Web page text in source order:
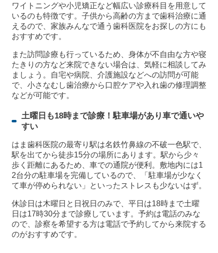
ワイトニングや小児矯正など幅広い診療科目を用意して
いるのも特徴です。子供から高齢の方まで歯科治療に通
えるので、家族みんなで通う歯科医院をお探しの方にも
おすすめです。
また訪問診療も行っているため、身体が不自由な方や寝
たきりの方など来院できない場合は、気軽に相談してみ
ましょう。自宅や病院、介護施設などへの訪問が可能
で、小さなむし歯治療から口腔ケアや入れ歯の修理調整
などが可能です。
土曜日も18時まで診療！駐車場があり車で通いや
すい
はま歯科医院の最寄り駅は名鉄竹鼻線の不破一色駅で、
駅を出てから徒歩15分の場所にあります。駅から少々
歩く距離にあるため、車での通院が便利。敷地内には1
2台分の駐車場を完備しているので、「駐車場が少なく
て車が停められない」といったストレスも少ないはず。
休診日は木曜日と日祝日のみで、平日は18時まで土曜
日は17時30分まで診療しています。予約は電話のみな
ので、診察を希望する方は電話で予約してから来院する
のがおすすめです。